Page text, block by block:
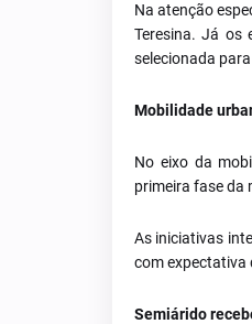
Na atenção
Teresina. Já os
selecionada
Mobilidade
No eixo da
primeira fase da
As iniciativas
com expectativa
Semiárido